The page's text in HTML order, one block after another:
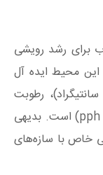
برای رشد رویشی
محیط ایده آل
اقلیمی، دما (۲۴-۲۶ درجه سانتیگراد)، رطوبت
۹۵℅ و غلظت گاز دی‌اکسید کربن (۹۰۰۰-۴۰۰۰ pph) است. بدیهی
خاص با سازه‌های